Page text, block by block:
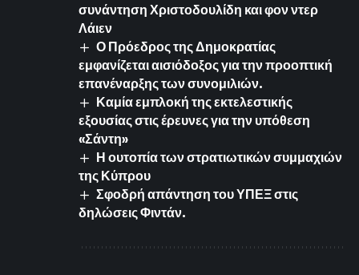
συνάντηση Χριστοδουλίδη και φον ντερ
Λάιεν
Ο Πρόεδρος της Δημοκρατίας
εμφανίζεται αισιόδοξος για την προοπτική
επανέναρξης των συνομιλιών.
Καμία εμπλοκή της εκτελεστικής
εξουσίας στις έρευνες για την υπόθεση
«Σάντη»
Η ουτοπία των στρατιωτικών συμμαχιών
της Κύπρου
Σφοδρή απάντηση του ΥΠΕΞ στις
δηλώσεις Φιντάν.